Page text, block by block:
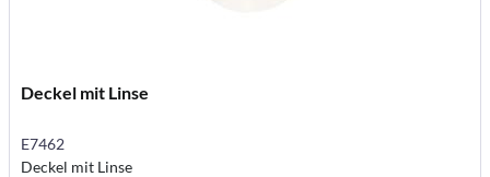
Deckel mit Linse
E7462
Deckel mit Linse